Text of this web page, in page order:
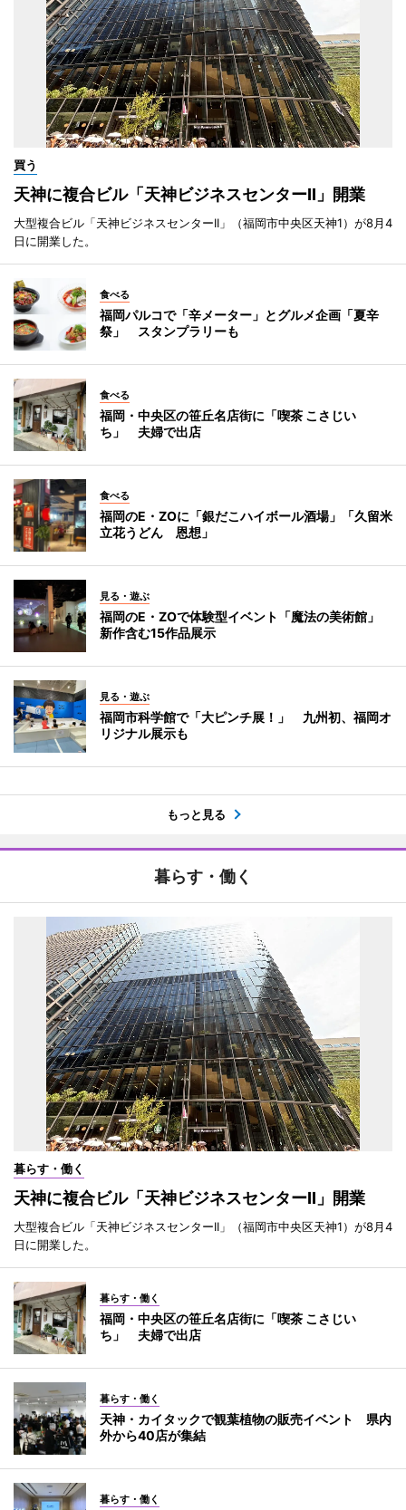
買う
天神に複合ビル「天神ビジネスセンターII」開業
大型複合ビル「天神ビジネスセンターII」（福岡市中央区天神1）が8月4
日に開業した。
食べる
福岡パルコで「辛メーター」とグルメ企画「夏辛
祭」 スタンプラリーも
食べる
福岡・中央区の笹丘名店街に「喫茶 こさじい
ち」 夫婦で出店
食べる
福岡のE・ZOに「銀だこハイボール酒場」「久留米
立花うどん 恩想」
見る・遊ぶ
福岡のE・ZOで体験型イベント「魔法の美術館」
新作含む15作品展示
見る・遊ぶ
福岡市科学館で「大ピンチ展！」 九州初、福岡オ
リジナル展示も
もっと見る
暮らす・働く
暮らす・働く
天神に複合ビル「天神ビジネスセンターII」開業
大型複合ビル「天神ビジネスセンターII」（福岡市中央区天神1）が8月4
日に開業した。
暮らす・働く
福岡・中央区の笹丘名店街に「喫茶 こさじい
ち」 夫婦で出店
暮らす・働く
天神・カイタックで観葉植物の販売イベント 県内
外から40店が集結
暮らす・働く